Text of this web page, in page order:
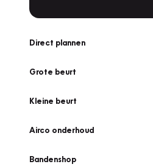
Direct plannen
Grote beurt
Kleine beurt
Airco onderhoud
Bandenshop